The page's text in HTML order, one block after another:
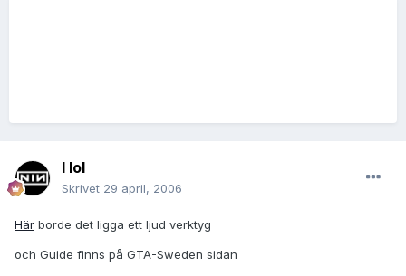
I lol
Skrivet 29 april, 2006
Här borde det ligga ett ljud verktyg
och Guide finns på GTA-Sweden sidan